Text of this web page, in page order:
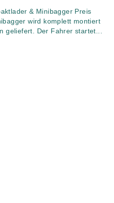
& Minibagger Preis
wird komplett montiert
geliefert. Der Fahrer startet...